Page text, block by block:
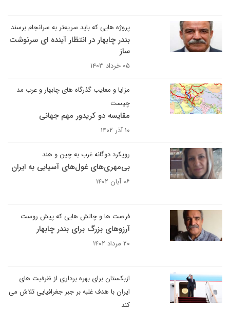
پروژه هایی که باید سریعتر به سرانجام برسند
بندر چابهار در انتظار آینده ای سرنوشت
ساز
۰۵ خرداد ۱۴۰۳
مزایا و معایب گذرگاه های چابهار و عرب مد
چیست
مقایسه دو کریدور مهم جهانی
۱۰ آذر ۱۴۰۲
رویکرد دوگانه غرب به چین و هند
بی‌مهری‌های غول‌های آسیایی به ایران
۰۶ آبان ۱۴۰۲
فرصت ها و چالش هایی که پیش روست
آرزوهای بزرگ برای بندر چابهار
۲۰ مرداد ۱۴۰۲
ازبکستان برای بهره برداری از ظرفیت های
ایران با هدف غلبه بر جبر جغرافیایی تلاش می
کند